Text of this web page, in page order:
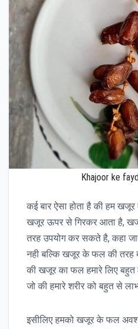
Khajoor ke
कई बार ऐसा होता है की हम
खजूर ऊपर से गिरकर आता है,
तरह उपयोग कर सकते है, कहा
नही बल्कि खजूर के फल की तरह
की खजूर का फल हमारे लिए बहुत
जो की हमारे शरीर को बहुत से
इसीलिए हमको खजूर के फल